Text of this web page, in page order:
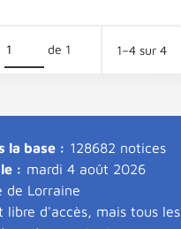
de 1 1–4 sur 4
la base : 128682 notices
: mardi 4 août 2026
de Lorraine
libre d'accès, mais tous les